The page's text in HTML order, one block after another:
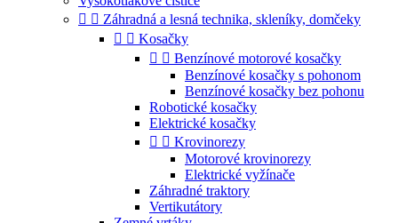
  Záhradná a lesná technika, skleníky, domčeky
  Kosačky
  Benzínové motorové kosačky
Benzínové kosačky s pohonom
Benzínové kosačky bez pohonu
Robotické kosačky
Elektrické kosačky
  Krovinorezy
Motorové krovinorezy
Elektrické vyžínače
Záhradné traktory
Vertikutátory